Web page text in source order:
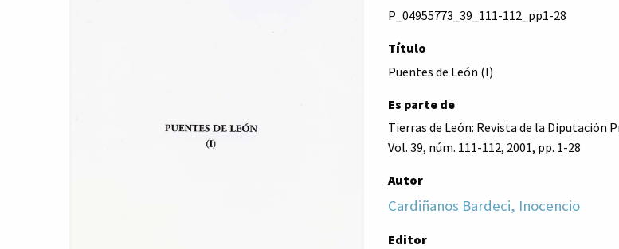
P_04955773_39_111-112_pp1-28
Título
Puentes de León (I)
Es parte de
Tierras de León: Revista de la Diputación
Vol. 39, núm. 111-112, 2001, pp. 1-28
Autor
Cardiñanos Bardeci, Inocencio
Editor